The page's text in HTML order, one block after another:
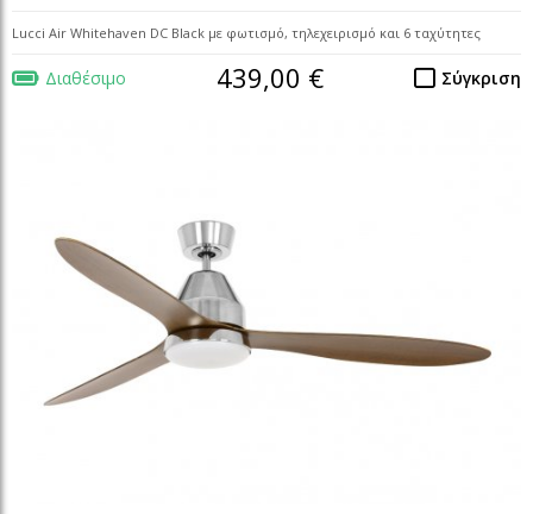
Lucci Air Whitehaven DC Black με φωτισμό, τηλεχειρισμό και 6 ταχύτητες
Διαθέσιμο Σύγκριση
439,00 €